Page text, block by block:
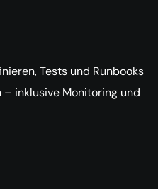
Tests und Runbooks
– inklusive Monitoring und